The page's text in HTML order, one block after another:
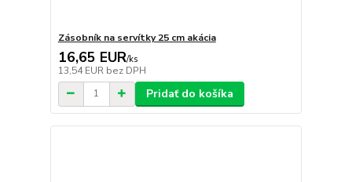
Zásobník na servítky 25 cm akácia
16,65 EUR/ks
13,54 EUR bez DPH
Pridať do košíka